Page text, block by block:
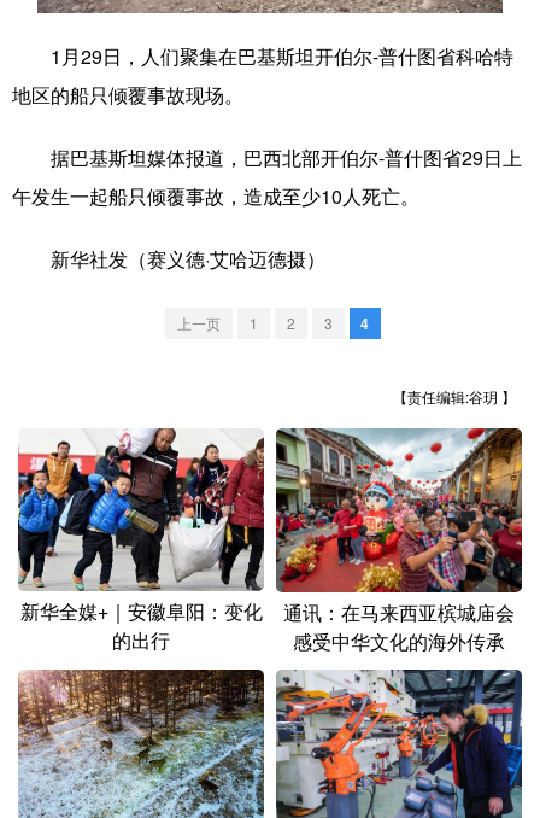
城市 旅游
公益 一带一路 亚太网
山西
辽宁 吉林 上海 江苏
浙江 安徽 福建 江西
山东 河南 湖北 湖南
广东 广西 海南 重庆
云南 西藏
陕西 甘肃 青海 宁夏
新疆 内蒙古 黑龙江
1月29日，人们聚集在巴基斯坦开伯尔-普什图省科哈特
地区的船只倾覆事故现场。
据巴基斯坦媒体报道，巴西北部开伯尔-普什图省29日上
午发生一起船只倾覆事故，造成至少10人死亡。
新华社发（赛义德·艾哈迈德摄）
上一页 1 2 3 4
【责任编辑:谷玥 】
新华全媒+｜安徽阜阳：变化
的出行
通讯：在马来西亚槟城庙会
感受中华文化的海外传承